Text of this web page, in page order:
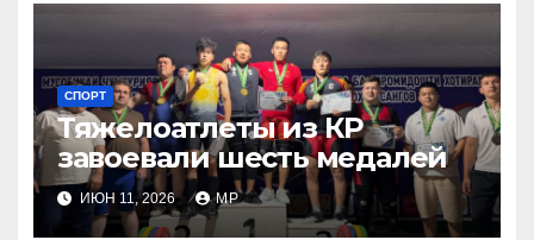
СПОРТ
Тяжелоатлеты из КР
завоевали шесть медалей
ИЮН 11, 2026 MP